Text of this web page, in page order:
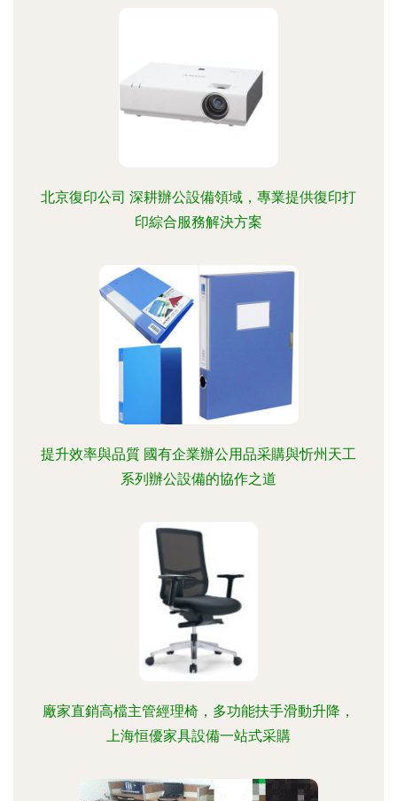
北京復印公司 深耕辦公設備領域，專業提供復印打
印綜合服務解決方案
提升效率與品質 國有企業辦公用品采購與忻州天工
系列辦公設備的協作之道
廠家直銷高檔主管經理椅，多功能扶手滑動升降，
上海恒優家具設備一站式采購